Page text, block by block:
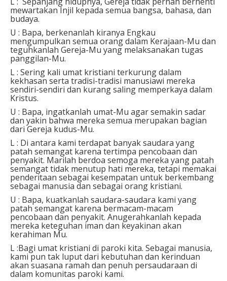
mewartakan Injil kepada semua bangsa, bahasa, dan
budaya.
U : Bapa, berkenanlah kiranya Engkau
mengumpulkan semua orang dalam Kerajaan-Mu dan
teguhkanlah Gereja-Mu yang melaksanakan tugas
panggilan-Mu.
L : Sering kali umat kristiani terkurung dalam
kekhasan serta tradisi-tradisi manusiawi mereka
sendiri-sendiri dan kurang saling memperkaya dalam
Kristus.
U : Bapa, ingatkanlah umat-Mu agar semakin sadar
dan yakin bahwa mereka semua merupakan bagian
dari Gereja kudus-Mu.
L : Di antara kami terdapat banyak saudara yang
patah semangat karena tertimpa pencobaan dan
penyakit. Marilah berdoa semoga mereka yang patah
semangat tidak menutup hati mereka, tetapi memakai
penderitaan sebagai kesempatan untuk berkembang
sebagai manusia dan sebagai orang kristiani.
U : Bapa, kuatkanlah saudara-saudara kami yang
patah semangat karena bermacam-macam
pencobaan dan penyakit. Anugerahkanlah kepada
mereka keteguhan iman dan keyakinan akan
kerahiman Mu.
L :Bagi umat kristiani di paroki kita. Sebagai manusia,
kami pun tak luput dari kebutuhan dan kerinduan
akan suasana ramah dan penuh persaudaraan di
dalam komunitas paroki kami.